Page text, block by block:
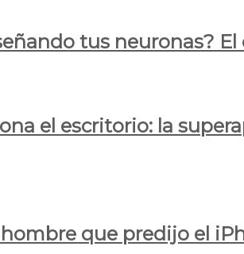
tus neuronas?
el escritorio: la
hombre que predijo el